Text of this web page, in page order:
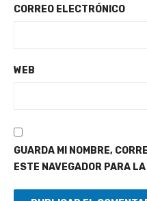
CORREO ELECTRÓNICO
WEB
GUARDA MI NOMBRE,
ESTE NAVEGADOR PARA